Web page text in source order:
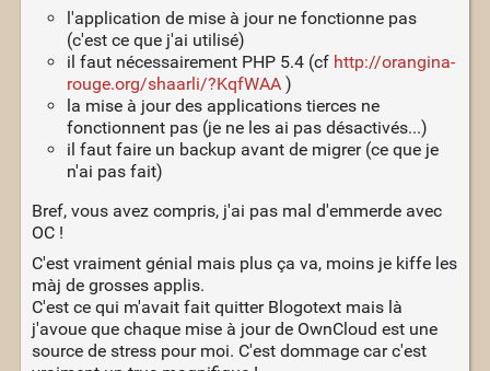
l'application de mise à jour ne fonctionne pas
(c'est ce que j'ai utilisé)
il faut nécessairement PHP 5.4 (cf http://orangina-
rouge.org/shaarli/?KqfWAA)
la mise à jour des applications tierces ne
fonctionnent pas (je ne les ai pas désactivés...)
il faut faire un backup avant de migrer (ce que je
n'ai pas fait)
Bref, vous avez compris, j'ai pas mal d'emmerde avec
OC !
C'est vraiment génial mais plus ça va, moins je kiffe les
màj de grosses applis.
C'est ce qui m'avait fait quitter Blogotext mais là
j'avoue que chaque mise à jour de OwnCloud est une
source de stress pour moi. C'est dommage car c'est